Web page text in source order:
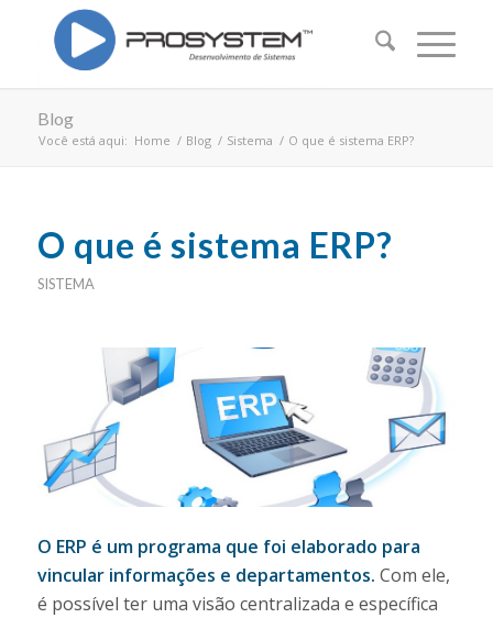
Blog
Você está aqui: Home / Blog / Sistema / O que é sistema ERP?
O que é sistema ERP?
SISTEMA
O ERP é um programa que foi elaborado para
vincular informações e departamentos. Com ele,
é possível ter uma visão centralizada e específica